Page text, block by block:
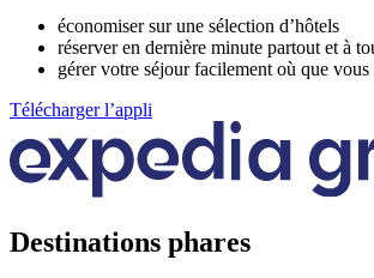
économiser sur une sélection d’hôtels
réserver en dernière minute partout et à
gérer votre séjour facilement où que vous
Télécharger l’appli
Destinations phares